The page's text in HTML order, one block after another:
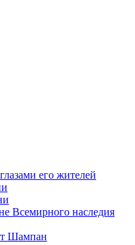
его жителей
Всемирного наследия
Шампан